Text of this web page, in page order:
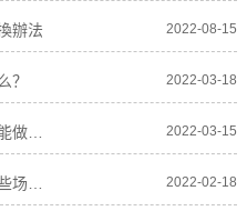
辦法 2022-08-15
？ 2022-03-18
青海在新的市场环境下怎么样才能做到正确选购电动伸缩门 2022-03-15
青海电动伸缩门适用于各行业哪些场所？ 2022-02-18